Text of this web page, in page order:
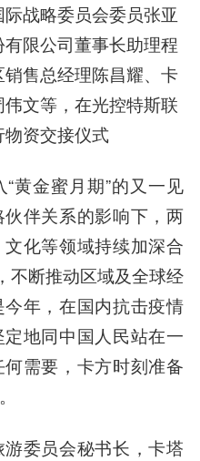
战略委员会委员张亚
限公司董事长助理程
售总经理陈昌耀、卡
文等，在光控特斯联
物资交接仪式
黄金蜜月期”的又一见
伴关系的影响下，两
化等领域持续加深合
不断推动区域及全球经
年，在国内抗击疫情
地同中国人民站在一
需要，卡方时刻准备
委员会秘书长，卡塔